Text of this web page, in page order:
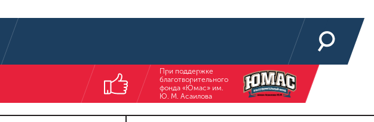
При поддержке
благотворительного
фонда «Юмас» им.
Ю. М. Асаилова